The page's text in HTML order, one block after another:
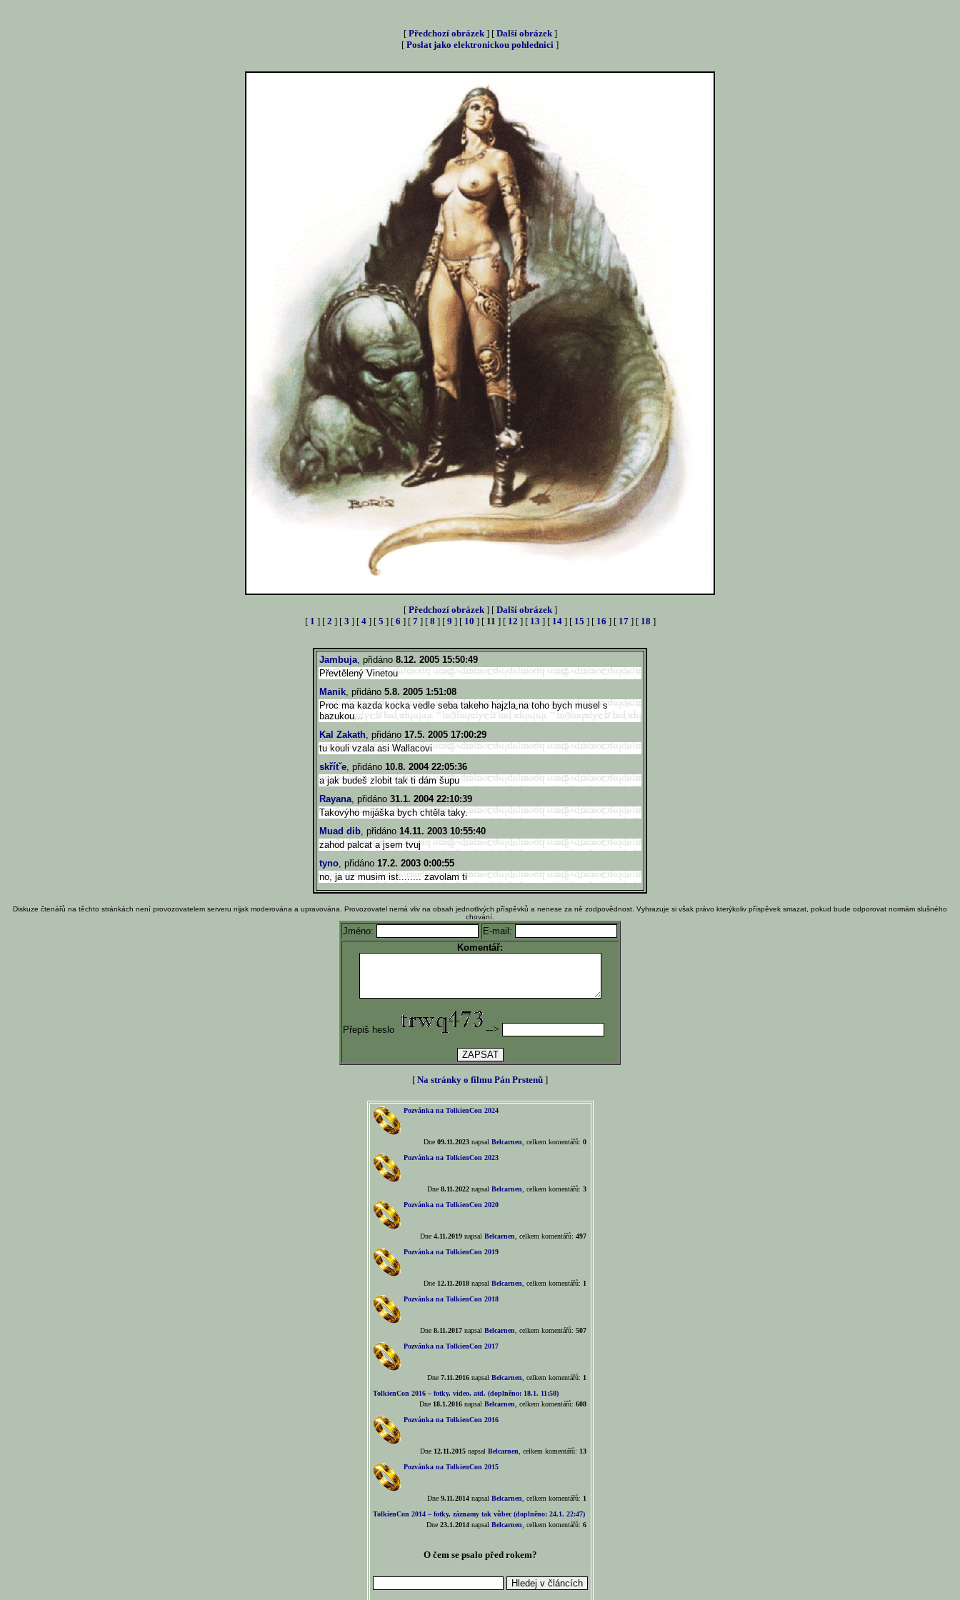
[ Předchozí obrázek] [ Další obrázek]
[ Poslat jako elektronickou pohlednici ]
[ Předchozí obrázek] [ Další obrázek]
[ 1 ] [ 2 ] [ 3 ] [ 4] [ 5 ] [ 6 ] [ 7] [ 8 ] [ 9 ] [ 10 ] [ 11 ] [ 12 ] [ 13 ] [ 14] [ 15 ] [ 16 ] [ 17] [ 18 ]
Jambuja, přidáno 8.12. 2005 15:50:49
Převtělený Vinetou
Manik, přidáno 5.8. 2005 1:51:08
Proc ma kazda kocka vedle seba takeho hajzla,na toho bych musel s
bazukou...
Kal Zakath, přidáno 17.5. 2005 17:00:29
tu kouli vzala asi Wallacovi
skřítˇe, přidáno 10.8. 2004 22:05:36
a jak budeš zlobit tak ti dám šupu
Rayana, přidáno 31.1. 2004 22:10:39
Takovýho mijáška bych chtěla taky.
Muad dib, přidáno 14.11. 2003 10:55:40
zahod palcat a jsem tvuj
tyno, přidáno 17.2. 2003 0:00:55
no, ja uz musim ist........ zavolam ti
Diskuze čtenářů na těchto stránkách není provozovatelem serveru nijak moderována a upravována. Provozovatel nemá vliv na obsah jednotlivých příspěvků a nenese za ně zodpovědnost. Vyhrazuje si však právo kterýkoliv příspěvek smazat, pokud bude odporovat normám slušného
chování.
Jméno:
E-mail:
Komentář:
Přepiš heslo -->
[ Na stránky o filmu Pán Prstenů ]
Pozvánka na TolkienCon 2024
Dne 09.11.2023napsal Belcarnen , celkem komentářů: 0
Pozvánka na TolkienCon 2023
Dne 8.11.2022napsal Belcarnen , celkem komentářů: 3
Pozvánka na TolkienCon 2020
Dne 4.11.2019napsal Belcarnen , celkem komentářů: 497
Pozvánka na TolkienCon 2019
Dne 12.11.2018napsal Belcarnen , celkem komentářů: 1
Pozvánka na TolkienCon 2018
Dne 8.11.2017napsal Belcarnen , celkem komentářů: 507
Pozvánka na TolkienCon 2017
Dne 7.11.2016napsal Belcarnen , celkem komentářů: 1
TolkienCon 2016 – fotky, video, atd. (doplněno: 18.1. 11:58)
Dne 18.1.2016napsal Belcarnen , celkem komentářů: 608
Pozvánka na TolkienCon 2016
Dne 12.11.2015napsal Belcarnen , celkem komentářů: 13
Pozvánka na TolkienCon 2015
Dne 9.11.2014napsal Belcarnen , celkem komentářů: 1
TolkienCon 2014 – fotky, záznamy tak vůbec (doplněno: 24.1. 22:47)
Dne 23.1.2014napsal Belcarnen , celkem komentářů: 6
O čem se psalo před rokem?